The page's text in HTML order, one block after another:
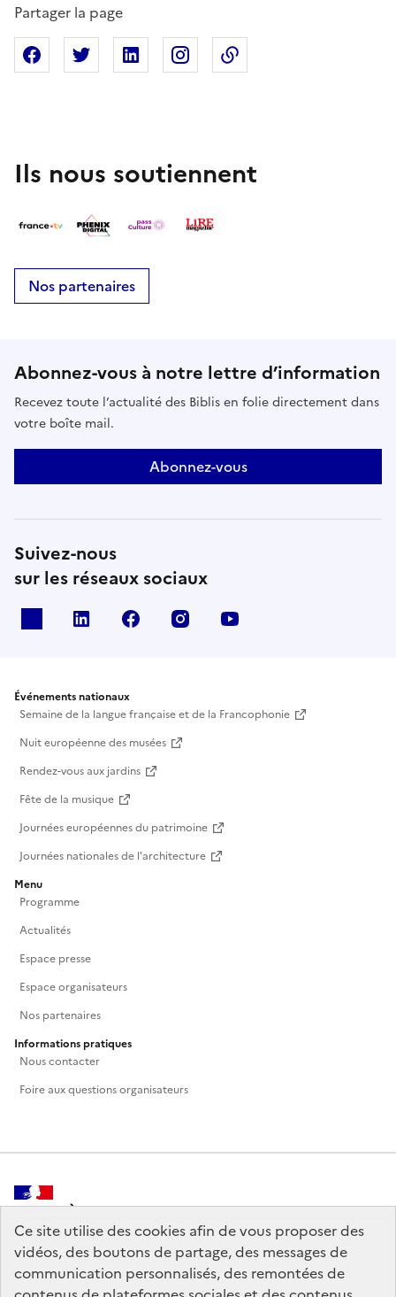
Ce site utilise des cookies afin de vous proposer des
vidéos, des boutons de partage, des messages de
communication personnalisés, des remontées de
Partager la page
Partager sur Facebook
Partager sur XPartager sur Linkedin
Partager sur Instagram
Ils nous soutiennent
Nos partenaires
Abonnez-vous à notre lettre d’information
Recevez toute l’actualité des Biblis en folie directement dans
votre boîte mail.
Abonnez-vous
Suivez-nous
sur les réseaux sociaux
Linkedin Facebook Instagram
Événements nationaux
Semaine de la langue française et de la Francophonie
Nuit européenne des musées
Rendez-vous aux jardins
Fête de la musique
Journées européennes du patrimoine
Journées nationales de l'architecture
Menu
Programme
Actualités
Espace presse
Espace organisateurs
Nos partenaires
Informations pratiques
Nous contacter
Foire aux questions organisateurs
MINISTÈRE
DE LA CULTURE